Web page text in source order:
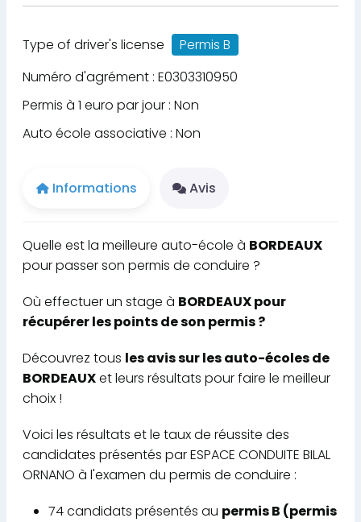
Type of driver's license
Permis B
Numéro d'agrément : E0303310950
Permis à 1 euro par jour : Non
Auto école associative : Non
Informations Avis
Quelle est la meilleure auto-école à BORDEAUX
pour passer son permis de conduire ?
Où effectuer un stage à BORDEAUX pour
récupérer les points de son permis ?
Découvrez tous les avis sur les auto-écoles de
BORDEAUXet leurs résultats pour faire le meilleur
choix !
Voici les résultats et le taux de réussite des
candidates présentés par ESPACE CONDUITE BILAL
ORNANO à l'examen du permis de conduire :
74 candidats présentés au permis B (permis